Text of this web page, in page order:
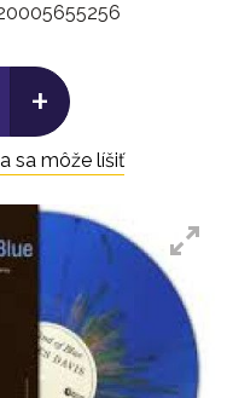
+
sa môže líšiť